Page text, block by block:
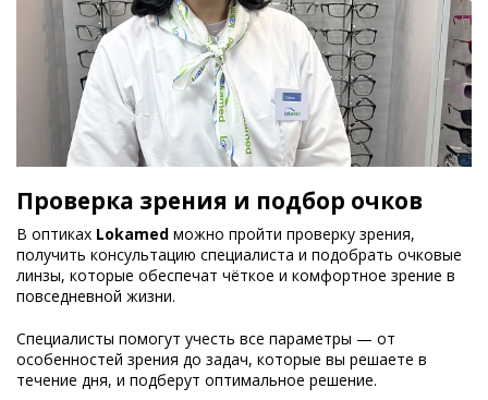
Проверка зрения и подбор очков
В оптиках Lokamed можно пройти проверку зрения,
получить консультацию специалиста и подобрать очковые
линзы, которые обеспечат чёткое и комфортное зрение в
повседневной жизни.
Специалисты помогут учесть все параметры — от
особенностей зрения до задач, которые вы решаете в
течение дня, и подберут оптимальное решение.